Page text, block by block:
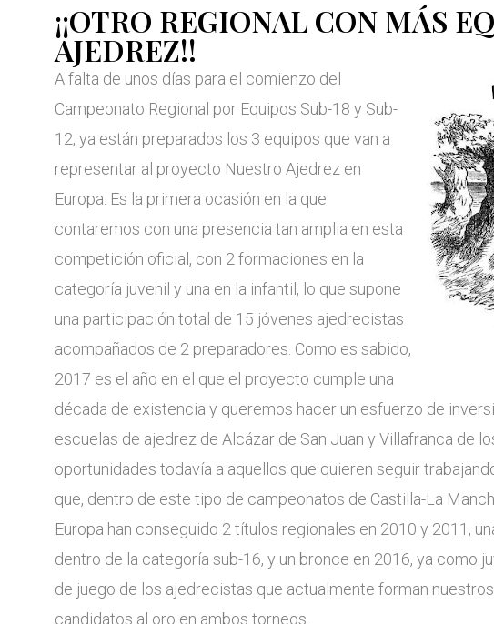
¡¡OTRO REGIONAL CON MÁS
AJEDREZ!!
A falta de unos días para el comienzo del
Campeonato Regional por Equipos Sub-18 y Sub-
12, ya están preparados los 3 equipos que van a
representar al proyecto Nuestro Ajedrez en
Europa. Es la primera ocasión en la que
contaremos con una presencia tan amplia en esta
competición oficial, con 2 formaciones en la
categoría juvenil y una en la infantil, lo que supone
una participación total de 15 jóvenes ajedrecistas
acompañados de 2 preparadores. Como es sabido,
2017 es el año en el que el proyecto cumple una
década de existencia y queremos hacer un esfuerzo de
escuelas de ajedrez de Alcázar de San Juan y Villafranca de
oportunidades todavía a aquellos que quieren seguir
que, dentro de este tipo de campeonatos de Castilla-La
Europa han conseguido 2 títulos regionales en 2010 y 2011,
dentro de la categoría sub-16, y un bronce en 2016, ya como
de juego de los ajedrecistas que actualmente forman
candidatos al oro en ambos torneos.